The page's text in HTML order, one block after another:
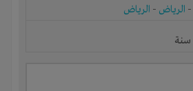
- الرياض - الرياض